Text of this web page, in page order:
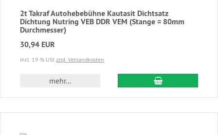
2t Takraf Autohebebühne Kautasit Dichtsatz
Dichtung Nutring VEB DDR VEM (Stange = 80mm
Durchmesser)
30,94 EUR
incl. 19 % USt zzgl. Versandkosten
mehr... In den